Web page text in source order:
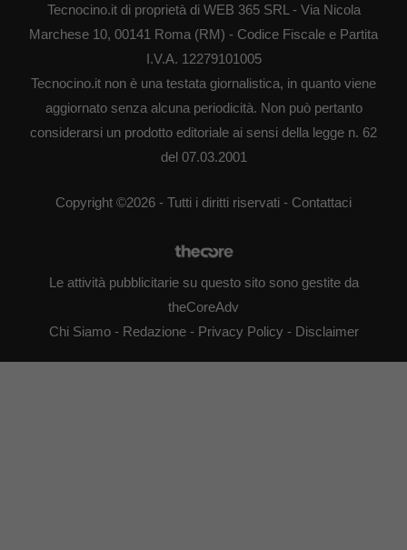
Tecnocino.it di proprietà di WEB 365 SRL - Via Nicola
Marchese 10, 00141 Roma (RM) - Codice Fiscale e Partita
I.V.A. 12279101005
Tecnocino.it non è una testata giornalistica, in quanto viene
aggiornato senza alcuna periodicità. Non può pertanto
considerarsi un prodotto editoriale ai sensi della legge n. 62
del 07.03.2001
Copyright ©2026 - Tutti i diritti riservati - Contattaci
Le attività pubblicitarie su questo sito sono gestite da
theCoreAdv
Chi Siamo- Redazione- Privacy Policy - Disclaimer